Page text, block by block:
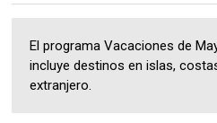
El programa Vacaciones de
incluye destinos en islas,
extranjero.